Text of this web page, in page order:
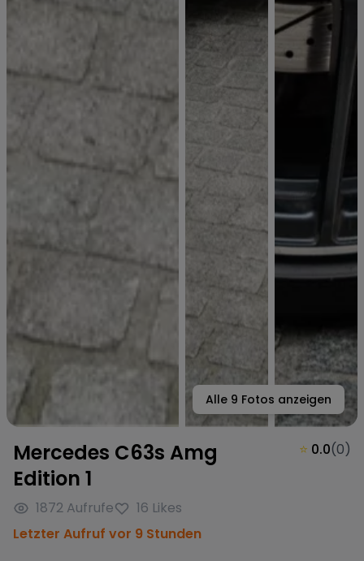
Alle 9 Fotos anzeigen
Mercedes C63s Amg
Edition 1
1872 Aufrufe 16 Likes
⭐ 0.0(0)
Letzter Aufruf vor 9 Stunden